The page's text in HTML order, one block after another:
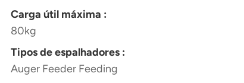
Carga útil máxima :
80kg
Tipos de espalhadores :
Auger Feeder Feeding